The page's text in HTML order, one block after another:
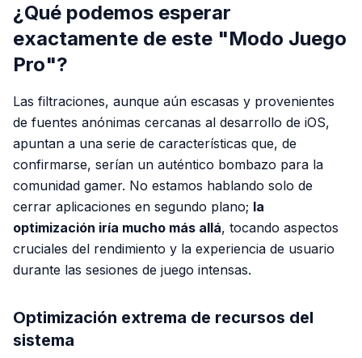
¿Qué podemos esperar
exactamente de este "Modo Juego
Pro"?
Las filtraciones, aunque aún escasas y provenientes
de fuentes anónimas cercanas al desarrollo de iOS,
apuntan a una serie de características que, de
confirmarse, serían un auténtico bombazo para la
comunidad gamer. No estamos hablando solo de
cerrar aplicaciones en segundo plano; la
optimización iría mucho más allá, tocando aspectos
cruciales del rendimiento y la experiencia de usuario
durante las sesiones de juego intensas.
Optimización extrema de recursos del
sistema